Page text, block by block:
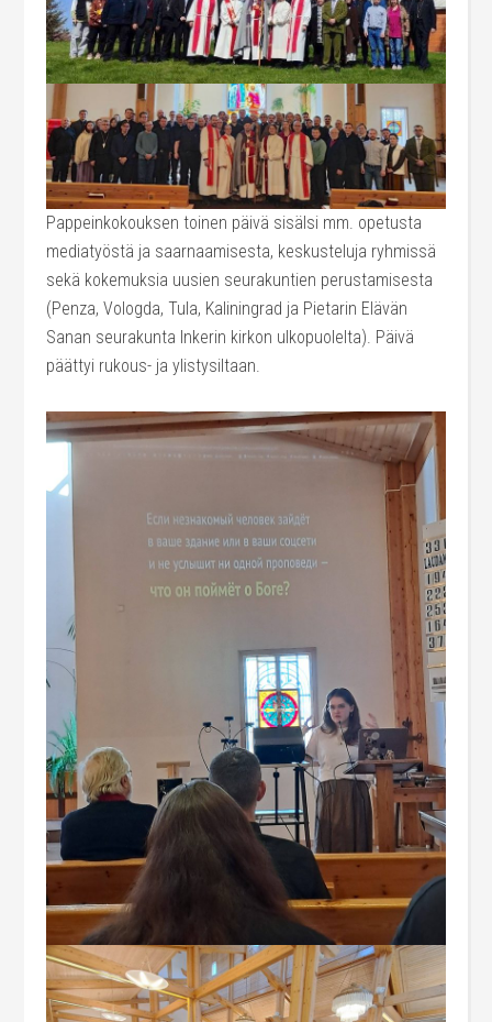
Pappeinkokouksen toinen päivä sisälsi mm. opetusta
mediatyöstä ja saarnaamisesta, keskusteluja ryhmissä
sekä kokemuksia uusien seurakuntien perustamisesta
(Penza, Vologda, Tula, Kaliningrad ja Pietarin Elävän
Sanan seurakunta Inkerin kirkon ulkopuolelta). Päivä
päättyi rukous- ja ylistysiltaan.